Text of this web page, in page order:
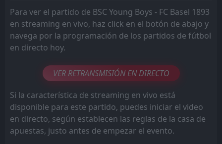
Para ver el partido de BSC Young Boys - FC Basel 1893
en streaming en vivo, haz click en el botón de abajo y
navega por la programación de los partidos de fútbol
en directo hoy.
VER RETRANSMISIÓN EN DIRECTO
Si la característica de streaming en vivo está
disponible para este partido, puedes iniciar el video
en directo, según establecen las reglas de la casa de
apuestas, justo antes de empezar el evento.